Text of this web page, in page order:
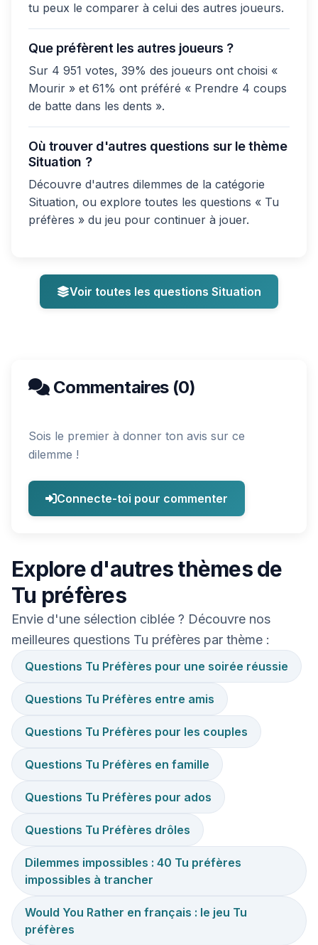
tu peux le comparer à celui des autres joueurs.
Que préfèrent les autres joueurs ?
Sur 4 951 votes, 39% des joueurs ont choisi «
Mourir » et 61% ont préféré « Prendre 4 coups
de batte dans les dents ».
Où trouver d'autres questions sur le thème
Situation ?
Découvre d'autres dilemmes de la catégorie
Situation, ou explore toutes les questions « Tu
préfères » du jeu pour continuer à jouer.
Voir toutes les questions Situation
Commentaires (0)
Sois le premier à donner ton avis sur ce
dilemme !
Connecte-toi pour commenter
Explore d'autres thèmes de
Tu préfères
Envie d'une sélection ciblée ? Découvre nos
meilleures questions Tu préfères par thème :
Questions Tu Préfères pour une soirée réussie
Questions Tu Préfères entre amis
Questions Tu Préfères pour les couples
Questions Tu Préfères en famille
Questions Tu Préfères pour ados
Questions Tu Préfères drôles
Dilemmes impossibles : 40 Tu préfères
impossibles à trancher
Would You Rather en français : le jeu Tu
préfères